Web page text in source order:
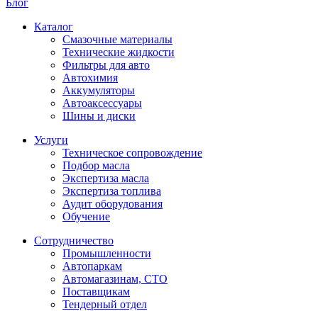
Каталог
Смазочные материалы
Технические жидкости
Фильтры для авто
Автохимия
Аккумуляторы
Автоаксессуары
Шины и диски
Услуги
Техническое сопровождение
Подбор масла
Экспертиза масла
Экспертиза топлива
Аудит оборудования
Обучение
Сотрудничество
Промышленности
Автопаркам
Автомагазинам, СТО
Поставщикам
Тендерный отдел